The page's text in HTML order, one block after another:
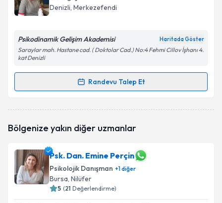
Denizli, Merkezefendi
Psikodinamik Gelişim Akademisi Haritada Göster
Saraylar mah. Hastane cad. ( Doktolar Cad.) No:4 Fehmi Cillov İşhanı 4.
kat Denizli
Randevu Talep Et
Randevu Takvimi Talebi
oluşturun. Size bu uzmandan randevu almanız için bir
E-posta Adresiniz
Bölgenize yakın diğer uzmanlar
Psk. Dan. Emine Perçin
Psikolojik Danışman +1diğer
Bursa, Nilüfer
5 (21 Değerlendirme)